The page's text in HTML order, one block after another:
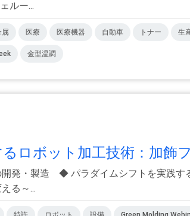
ルー...
属 医療 医療機器 自動車 トナー 生
金型温調
ロボット加工技術：加飾
・製造 ◆ パラダイムシフトを実践す
る～...